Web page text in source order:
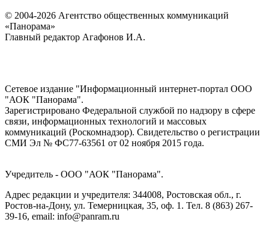
© 2004-2026 Агентство общественных коммуникаций
«Панорама»
Главный редактор Агафонов И.А.
Сетевое издание "Информационный интернет-портал ООО
"АОК "Панорама".
Зарегистрировано Федеральной службой по надзору в сфере
связи, информационных технологий и массовых
коммуникаций (Роскомнадзор). Cвидетельство о регистрации
СМИ Эл № ФС77-63561 от 02 ноября 2015 года.
Учредитель - ООО "АОК "Панорама".
Адрес редакции и учредителя: 344008, Ростовская обл., г.
Ростов-на-Дону, ул. Темерницкая, 35, оф. 1. Тел. 8 (863) 267-
39-16, email: info@panram.ru